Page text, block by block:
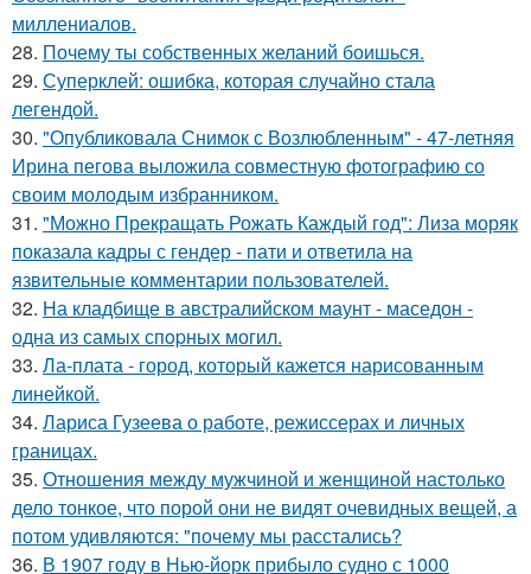
миллениалов.
28. Почему ты собственных желаний боишься.
29. Суперклей: ошибка, которая случайно стала
легендой.
30. "Опубликовала Снимок с Возлюбленным" - 47-летняя
Ирина пегова выложила совместную фотографию со
своим молодым избранником.
31. "Можно Прекращать Рожать Каждый год": Лиза моряк
показала кадры с гендер - пати и ответила на
язвительные комментарии пользователей.
32. На кладбище в австpалийском маунт - маседон -
одна из самых спopных могил.
33. Ла-плата - город, который кажется нарисованным
линейкой.
34. Лариса Гузеева о работе, режиссерах и личных
границах.
35. Отношения между мужчиной и женщиной настолько
дело тонкое, что порой они не видят очевидных вещей, а
потом удивляются: "почему мы расстались?
36. В 1907 году в Нью-йорк прибыло судно с 1000